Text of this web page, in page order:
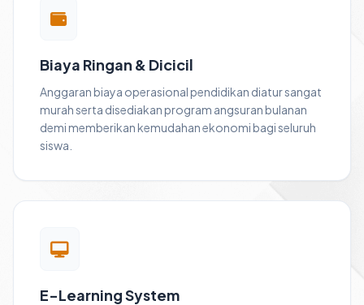
Biaya Ringan & Dicicil
Anggaran biaya operasional pendidikan diatur sangat
murah serta disediakan program angsuran bulanan
demi memberikan kemudahan ekonomi bagi seluruh
siswa.
E-Learning System